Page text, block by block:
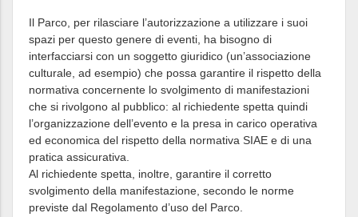
Il Parco, per rilasciare l’autorizzazione a utilizzare i suoi
spazi per questo genere di eventi, ha bisogno di
interfacciarsi con un soggetto giuridico (un’associazione
culturale, ad esempio) che possa garantire il rispetto della
normativa concernente lo svolgimento di manifestazioni
che si rivolgono al pubblico: al richiedente spetta quindi
l’organizzazione dell’evento e la presa in carico operativa
ed economica del rispetto della normativa SIAE e di una
pratica assicurativa.
Al richiedente spetta, inoltre, garantire il corretto
svolgimento della manifestazione, secondo le norme
previste dal Regolamento d’uso del Parco.